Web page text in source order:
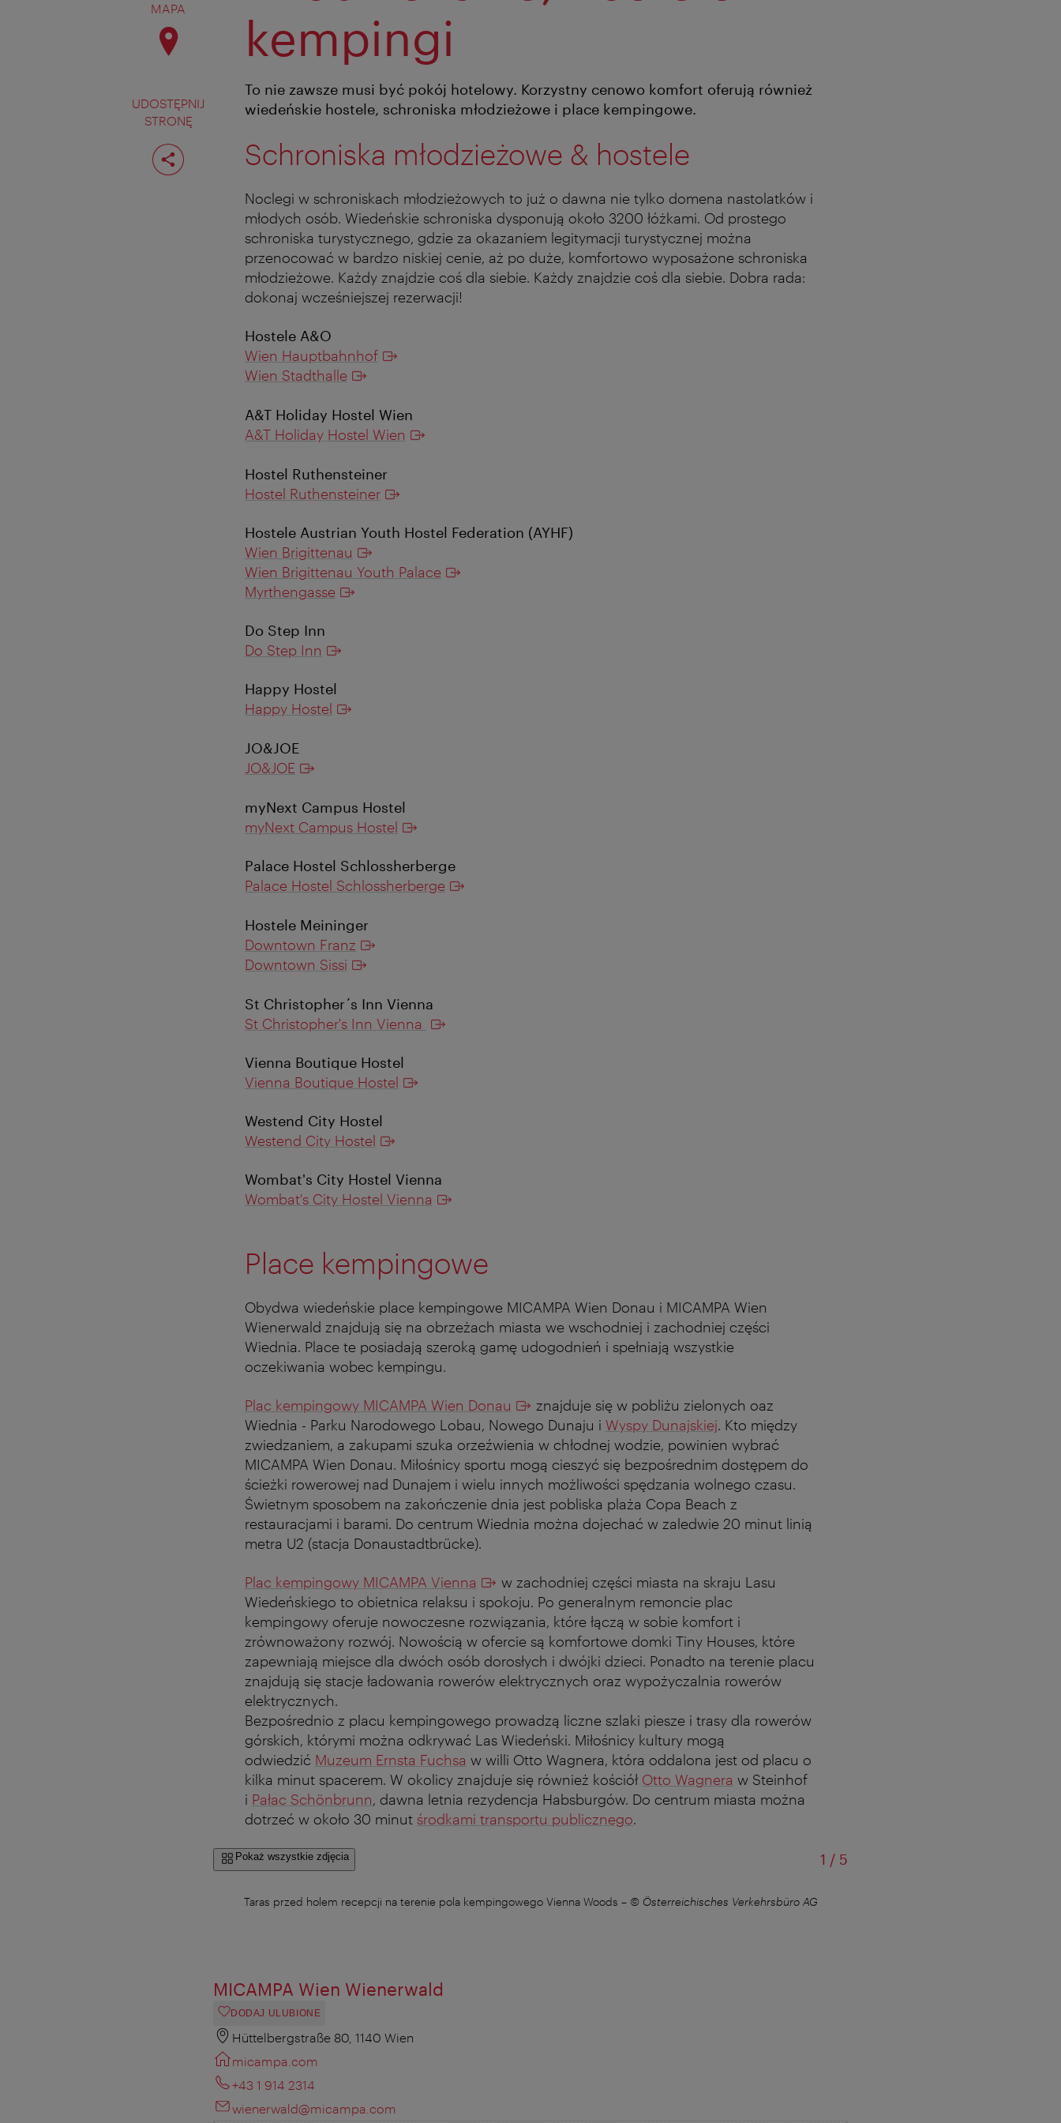
MAPA
UDOSTĘPNIJ
STRONĘ
Podziel
stronę
kempingi
To nie zawsze musi być pokój hotelowy. Korzystny cenowo komfort oferują również
wiedeńskie hostele, schroniska młodzieżowe i place kempingowe.
Schroniska młodzieżowe & hostele
Noclegi w schroniskach młodzieżowych to już o dawna nie tylko domena nastolatków i
młodych osób. Wiedeńskie schroniska dysponują około 3200 łóżkami. Od prostego
schroniska turystycznego, gdzie za okazaniem legitymacji turystycznej można
przenocować w bardzo niskiej cenie, aż po duże, komfortowo wyposażone schroniska
młodzieżowe. Każdy znajdzie coś dla siebie. Każdy znajdzie coś dla siebie. Dobra rada:
dokonaj wcześniejszej rezerwacji!
Hostele A&O
Wien Hauptbahnhof
Wien Stadthalle
A&T Holiday Hostel Wien
A&T Holiday Hostel Wien
Hostel Ruthensteiner
Hostel Ruthensteiner
Hostele Austrian Youth Hostel Federation (AYHF)
Wien Brigittenau
Wien Brigittenau Youth Palace
Myrthengasse
Do Step Inn
Do Step Inn
Happy Hostel
Happy Hostel
JO&JOE
JO&JOE
myNext Campus Hostel
myNext Campus Hostel
Palace Hostel Schlossherberge
Palace Hostel Schlossherberge
Hostele Meininger
Downtown Franz
Downtown Sissi
St Christopher´s Inn Vienna
St Christopher's Inn Vienna
Vienna Boutique Hostel
Vienna Boutique Hostel
Westend City Hostel
Westend City Hostel
Wombat's City Hostel Vienna
Wombat's City Hostel Vienna
Place kempingowe
Obydwa wiedeńskie place kempingowe MICAMPA Wien Donau i MICAMPA Wien
Wienerwald znajdują się na obrzeżach miasta we wschodniej i zachodniej części
Wiednia. Place te posiadają szeroką gamę udogodnień i spełniają wszystkie
oczekiwania wobec kempingu.
Plac kempingowy MICAMPA Wien Donau
znajduje się w pobliżu zielonych oaz
Wiednia - Parku Narodowego Lobau, Nowego Dunaju i Wyspy Dunajskiej. Kto między
zwiedzaniem, a zakupami szuka orzeźwienia w chłodnej wodzie, powinien wybrać
MICAMPA Wien Donau. Miłośnicy sportu mogą cieszyć się bezpośrednim dostępem do
ścieżki rowerowej nad Dunajem i wielu innych możliwości spędzania wolnego czasu.
Świetnym sposobem na zakończenie dnia jest pobliska plaża Copa Beach z
restauracjami i barami. Do centrum Wiednia można dojechać w zaledwie 20 minut linią
metra U2 (stacja Donaustadtbrücke).
Plac kempingowy MICAMPA Vienna
w zachodniej części miasta na skraju Lasu
Wiedeńskiego to obietnica relaksu i spokoju. Po generalnym remoncie plac
kempingowy oferuje nowoczesne rozwiązania, które łączą w sobie komfort i
zrównoważony rozwój. Nowością w ofercie są komfortowe domki Tiny Houses, które
zapewniają miejsce dla dwóch osób dorosłych i dwójki dzieci. Ponadto na terenie placu
znajdują się stacje ładowania rowerów elektrycznych oraz wypożyczalnia rowerów
elektrycznych.
Bezpośrednio z placu kempingowego prowadzą liczne szlaki piesze i trasy dla rowerów
górskich, którymi można odkrywać Las Wiedeński. Miłośnicy kultury mogą
odwiedzić Muzeum Ernsta Fuchsa w willi Otto Wagnera, która oddalona jest od placu o
kilka minut spacerem. W okolicy znajduje się również kościół Otto Wagnera w Steinhof
i Pałac Schönbrunn, dawna letnia rezydencja Habsburgów. Do centrum miasta można
dotrzeć w około 30 minut środkami transportu publicznego.
Pokaż wszystkie zdjęcia 1 /od
5
Taras przed holem recepcji na terenie pola kempingowego Vienna Woods – © Österreichisches Verkehrsbüro AG
MICAMPA Wien Wienerwald
DODAJ ULUBIONE
Hüttelbergstraße 80, 1140 Wien
micampa.com
+43 1 914 2314
wienerwald@micampa.com